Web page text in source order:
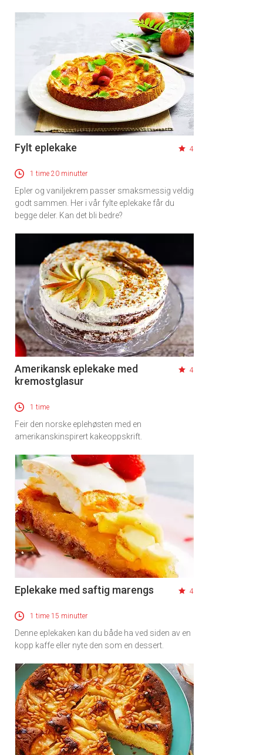
Fylt eplekake 4
1 time 20 minutter
Epler og vaniljekrem passer smaksmessig veldig
godt sammen. Her i vår fylte eplekake får du
begge deler. Kan det bli bedre?
Amerikansk eplekake med
kremostglasur
4
1 time
Feir den norske eplehøsten med en
amerikanskinspirert kakeoppskrift.
Eplekake med saftig marengs 4
1 time 15 minutter
Denne eplekaken kan du både ha ved siden av en
kopp kaffe eller nyte den som en dessert.